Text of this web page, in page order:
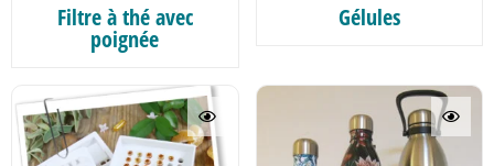
Filtre à thé avec
poignée
Gélules